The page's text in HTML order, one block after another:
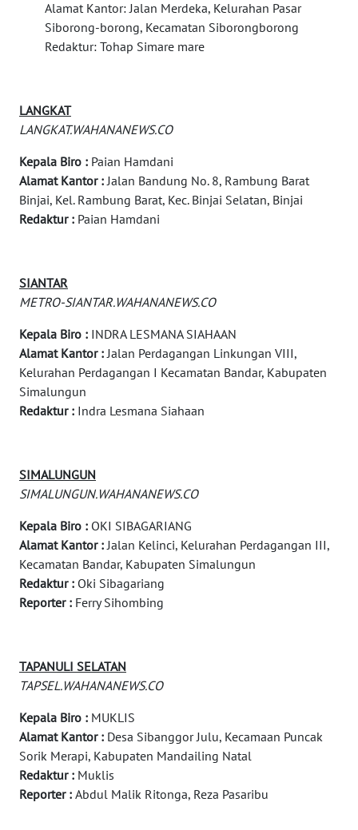
Alamat Kantor: Jalan Merdeka, Kelurahan Pasar
Siborong-borong, Kecamatan Siborongborong
Redaktur: Tohap Simare mare
LANGKAT
LANGKAT.WAHANANEWS.CO
Kepala Biro : Paian Hamdani
Alamat Kantor : Jalan Bandung No. 8, Rambung Barat
Binjai, Kel. Rambung Barat, Kec. Binjai Selatan, Binjai
Redaktur : Paian Hamdani
SIANTAR
METRO-SIANTAR.WAHANANEWS.CO
Kepala Biro : INDRA LESMANA SIAHAAN
Alamat Kantor : Jalan Perdagangan Linkungan VIII,
Kelurahan Perdagangan I Kecamatan Bandar, Kabupaten
Simalungun
Redaktur : Indra Lesmana Siahaan
SIMALUNGUN
SIMALUNGUN.WAHANANEWS.CO
Kepala Biro : OKI SIBAGARIANG
Alamat Kantor : Jalan Kelinci, Kelurahan Perdagangan III,
Kecamatan Bandar, Kabupaten Simalungun
Redaktur : Oki Sibagariang
Reporter : Ferry Sihombing
TAPANULI SELATAN
TAPSEL.WAHANANEWS.CO
Kepala Biro : MUKLIS
Alamat Kantor : Desa Sibanggor Julu, Kecamaan Puncak
Sorik Merapi, Kabupaten Mandailing Natal
Redaktur : Muklis
Reporter : Abdul Malik Ritonga, Reza Pasaribu
WN
BINTAN
LIKUPANG
WN
LABUANBAJO
BORNEO
Media
Group
WAHANA
NEWS
WAHANA
ADVOKAT
WAHANA
INFRASTRUKTUR
WAHANA
WAHANA
TRAVEL
WAHANA